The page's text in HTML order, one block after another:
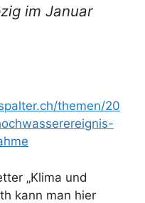
im Januar
themen/20
„Klima und
kann man hier